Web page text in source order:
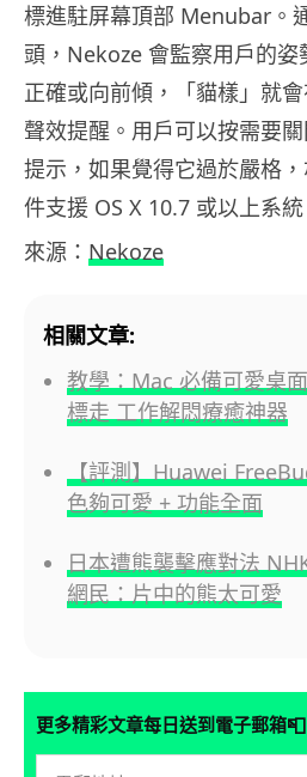
標進駐屏幕頂部 Menubar。
頭，Nekoze 會監察用戶的姿
正確或向前傾，「貓樣」就
聲效提醒。用戶可以按需要
提示，如果覺得它過於嚴格
件支援 OS X 10.7 或以上系
來源： Nekoze
相關文章:
教學：Mac 必備可愛桌
標走 工作解悶療癒神器
【評測】Huawei
色夠可愛 + 功能全面
日本遭熊襲擊應對法
網民：片中的熊太可愛
更多精彩文章每日送到電子郵箱📮